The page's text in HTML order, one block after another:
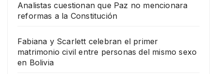
Analistas cuestionan que Paz no mencionara
reformas a la Constitución
Fabiana y Scarlett celebran el primer
matrimonio civil entre personas del mismo sexo
en Bolivia